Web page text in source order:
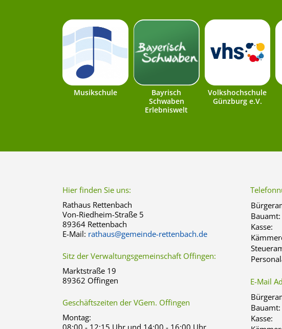
Musikschule
Bayrisch
Schwaben
Erlebniswelt
Volkshochschule
Günzburg e.V.
Hier finden Sie uns:
Rathaus Rettenbach
Von-Riedheim-Straße 5
89364 Rettenbach
E-Mail: rathaus@gemeinde-rettenbach.de
Sitz der Verwaltungsgemeinschaft Offingen:
Marktstraße 19
89362 Offingen
Geschäftszeiten der VGem. Offingen
Montag:
08:00 - 12:15 Uhr und 14:00 - 16:00 Uhr
Bauamt:
Kasse:
E-Mail
Bauamt:
Kasse: